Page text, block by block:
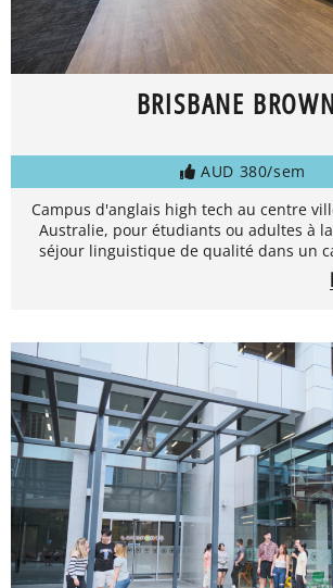
BRISBANE
AUD 380/sem
Campus d'anglais high tech au centre
Australie, pour étudiants ou adultes à
séjour linguistique de qualité dans un